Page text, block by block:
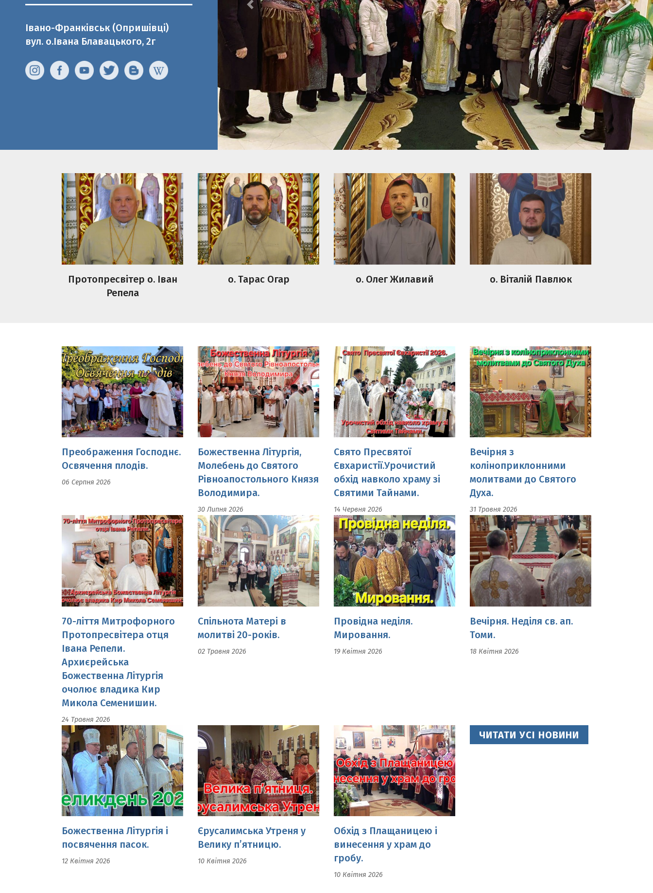
Івано-Франківськ (Опришівці)
Протопресвітер о. Іван
Репела
о. Тарас Огар о. Олег Жилавий о. Віталій Павлюк
Преображення Господнє.
Освячення плодів.
06 Серпня 2026
Божественна Літургія,
Молебень до Святого
Рівноапостольного Князя
Володимира.
30 Липня 2026
Свято Пресвятої
Євхаристії.Урочистий
обхід навколо храму зі
Святими Тайнами.
14 Червня 2026
Вечірня з
коліноприклонними
молитвами до Святого
Духа.
31 Травня 2026
70-ліття Митрофорного
Протопресвітера отця
Івана Репели.
Архиєрейська
Божественна Літургія
очолює владика Кир
Микола Семенишин.
24 Травня 2026
Спільнота Матері в
молитві 20-років.
02 Травня 2026
Провідна неділя.
Мировання.
19 Квітня 2026
Вечірня. Неділя св. ап.
Томи.
18 Квітня 2026
Божественна Літургія і
посвячення пасок.
12 Квітня 2026
Єрусалимська Утреня у
Велику п’ятницю.
10 Квітня 2026
Обхід з Плащаницею і
винесення у храм до
гробу.
10 Квітня 2026